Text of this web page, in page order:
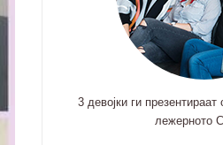
3 девојки ги
лежерното